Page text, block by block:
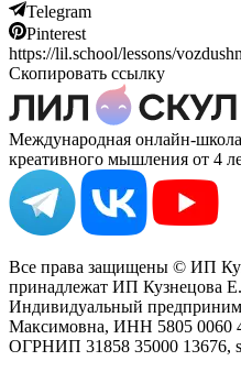
Telegram
Pinterest
https://lil.school/lessons/
Скопировать ссылку
Международная онлайн-
креативного мышления от 4
Все права защищены © ИП
принадлежат ИП Кузнецова
Индивидуальный
Максимовна, ИНН 5805 0060
ОГРНИП 31858 35000 13676,